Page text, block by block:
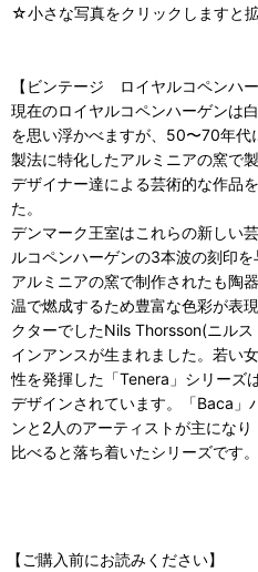
☆小さな写真をクリックしますと
【ビンテージ ロイヤルコペンハー
現在のロイヤルコペンハーゲンは
を思い浮かべますが、50〜70年代
製法に特化したアルミニアの窯で
デザイナー達による芸術的な作品
た。
デンマーク王室はこれらの新しい
ルコペンハーゲンの3本波の刻印を
アルミニアの窯で制作されたも陶
温で燃成するため豊富な色彩が表
クターでしたNils Thorsson(ニル
インアンスが生まれました。若い
性を発揮した「Tenera」シリーズ
デザインされています。「Baca」
ンと2人のアーティストが主にな
比べると落ち着いたシリーズです。
【ご購入前にお読みください】